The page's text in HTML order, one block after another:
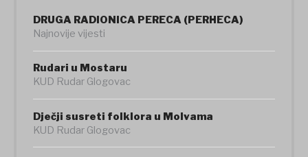
DRUGA RADIONICA PERECA (PERHECA)
Najnovije vijesti
Rudari u Mostaru
KUD Rudar Glogovac
Dječji susreti folklora u Molvama
KUD Rudar Glogovac